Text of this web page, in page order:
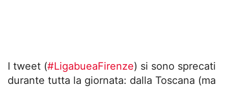
I tweet (#LigabueaFirenze) si sono sprecati
durante tutta la giornata: dalla Toscana (ma